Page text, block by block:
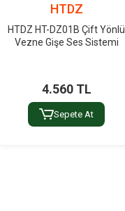
HTDZ
HTDZ HT-DZ01B Çift Yönlü
Vezne Gişe Ses Sistemi
4.560 TL
Sepete At